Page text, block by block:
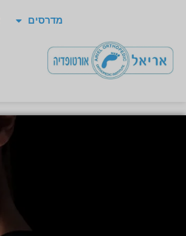
מדרסים